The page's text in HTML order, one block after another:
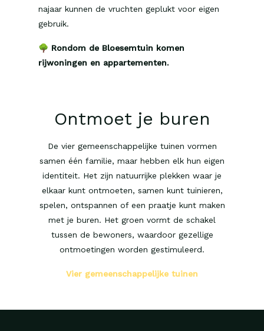
najaar kunnen de vruchten geplukt voor eigen
gebruik.
🌳 Rondom de Bloesemtuin komen
rijwoningen en appartementen.
Ontmoet je buren
De vier gemeenschappelijke tuinen vormen
samen één familie, maar hebben elk hun eigen
identiteit. Het zijn natuurrijke plekken waar je
elkaar kunt ontmoeten, samen kunt tuinieren,
spelen, ontspannen of een praatje kunt maken
met je buren. Het groen vormt de schakel
tussen de bewoners, waardoor gezellige
ontmoetingen worden gestimuleerd.
Vier gemeenschappelijke tuinen